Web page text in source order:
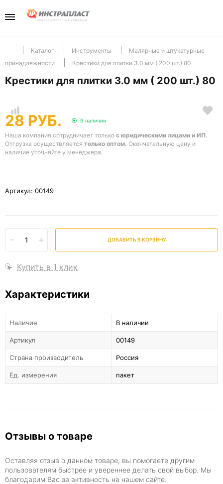
Каталог Инструменты
Малярные и штукатурные
принадлежности
Крестики для плитки 3.0 мм ( 200 шт.) 80
Крестики для плитки 3.0 мм ( 200 шт.) 80
28 РУБ. В наличии
Наша компания сотрудничает только с юридическими лицами и ИП.
Отгрузка осуществляется только оптом. Окончательную цену и
наличие уточняйте у менеджера.
Артикул: 00149
- + ДОБАВИТЬ В КОРЗИНУ
Купить в 1 клик
Характеристики
Наличие В наличии
Артикул 00149
Страна производитель Россия
Ед. измерения пакет
Отзывы о товаре
Оставляя отзыв о данном товаре, вы помогаете другим
пользователям быстрее и увереннее делать свой выбор. Мы
благодарим Вас за активность на нашем сайте.
Крепеж
Отдел продаж